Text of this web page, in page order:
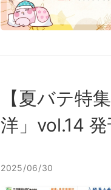
【夏バテ特
洋」vol.14
2025/06/30